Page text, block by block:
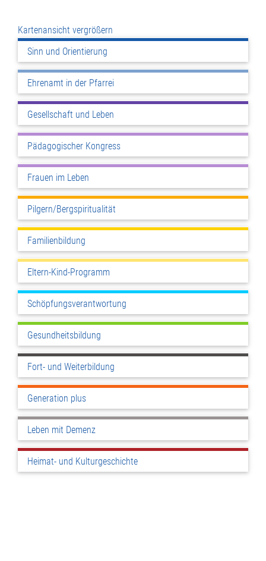
Kartenansicht vergrößern
Sinn und Orientierung
Ehrenamt in der Pfarrei
Gesellschaft und Leben
Pädagogischer Kongress
Frauen im Leben
Pilgern/Bergspiritualität
Familienbildung
Eltern-Kind-Programm
Schöpfungsverantwortung
Gesundheitsbildung
Fort- und Weiterbildung
Generation plus
Leben mit Demenz
Heimat- und Kulturgeschichte